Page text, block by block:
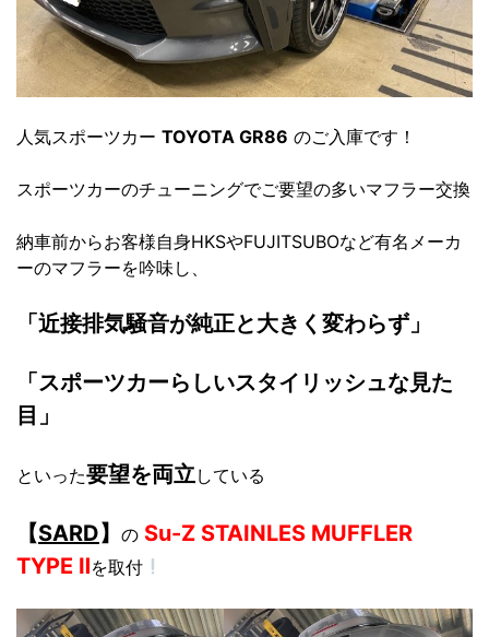
人気スポーツカー TOYOTA GR86 のご入庫です！
スポーツカーのチューニングでご要望の多いマフラー交換
納車前からお客様自身HKSやFUJITSUBOなど有名メーカ
ーのマフラーを吟味し、
「近接排気騒音が純正と大きく変わらず」
「スポーツカーらしいスタイリッシュな見た
目」
といった要望を両立している
【SARD】 の Su-Z STAINLES MUFFLER
TYPE Ⅱを取付